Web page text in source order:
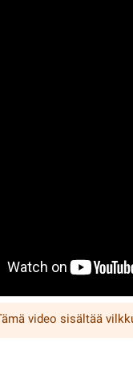
Tämä video sisältää